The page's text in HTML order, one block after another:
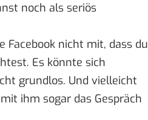
noch als seriös
Facebook nicht mit, dass du
Es könnte sich
grundlos. Und vielleicht
ihm sogar das Gespräch